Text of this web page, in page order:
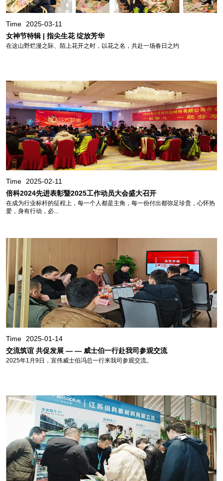
Time
2025-03-11
女神节特辑 | 指尖生花 绽放芳华
在这山野烂漫之际、陌上花开之时，以花之名，共赴一场春日之约
Time
2025-02-11
倍科2024先进表彰暨2025工作动员大会盛大召开
在成为行业标杆的征程上，每一个人都是主角，每一份付出都弥足珍贵，心怀热
爱，身有行动，必...
Time
2025-01-14
交流筑谊 共促发展 — — 威士伯一行赴我司参观交流
2025年1月9日，宣伟威士伯冯总一行来我司参观交流。